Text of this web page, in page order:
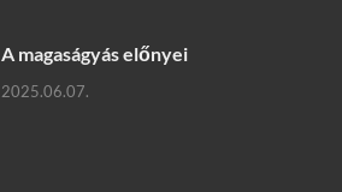
A magaságyás előnyei
2025.06.07.